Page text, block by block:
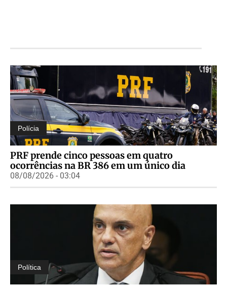
Polícia
PRF prende cinco pessoas em quatro
ocorrências na BR 386 em um único dia
08/08/2026 - 03:04
Política